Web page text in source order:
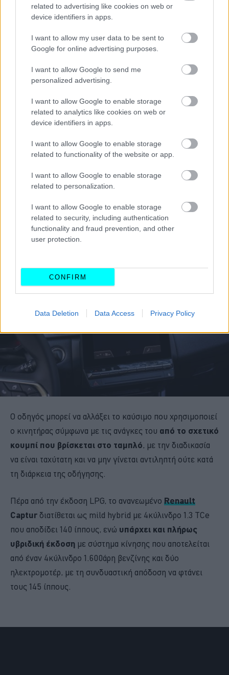
related to advertising like cookies on web or
device identifiers in apps.
I want to allow my user data to be sent to
Google for online advertising purposes.
I want to allow Google to send me
personalized advertising.
I want to allow Google to enable storage
related to analytics like cookies on web or
device identifiers in apps.
I want to allow Google to enable storage
related to functionality of the website or app.
I want to allow Google to enable storage
related to personalization.
I want to allow Google to enable storage
related to security, including authentication
functionality and fraud prevention, and other
user protection.
CONFIRM
Data Deletion Data Access Privacy Policy
Ο οδηγός μπορεί να αλλάξει το καύσιμο που χρησιμοποιεί
ο κινητήρας σύμφωνα με τις ανάγκες του από το σχετικό
κουμπί που βρίσκεται στο ταμπλό, με την διαδικασία
να είναι ταχύτατη και να μην γίνεται αντιληπτή ούτε κατά
τη διάρκεια της οδήγησης.
Πέρα από την έκδοση LPG, το ανανεωμένο Renault
Captur διατίθεται ως mild hybrid με 4κύλινδρο 1.3 TCe
που αποδίδει 140 ίππους, ενώ υπάρχει και πλήρως
υβριδική έκδοση με σύστημα κίνησης που αποτελείται
από έναν 4κύλινδρο 1.600άρη βενζίνης και δύο
ηλεκτρομοτέρ, με τη συνδυαστική απόδοση να φτάνει
τους 145 ίππους.